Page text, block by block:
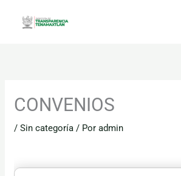
CONVENIOS
/Sin categoría / Poradmin